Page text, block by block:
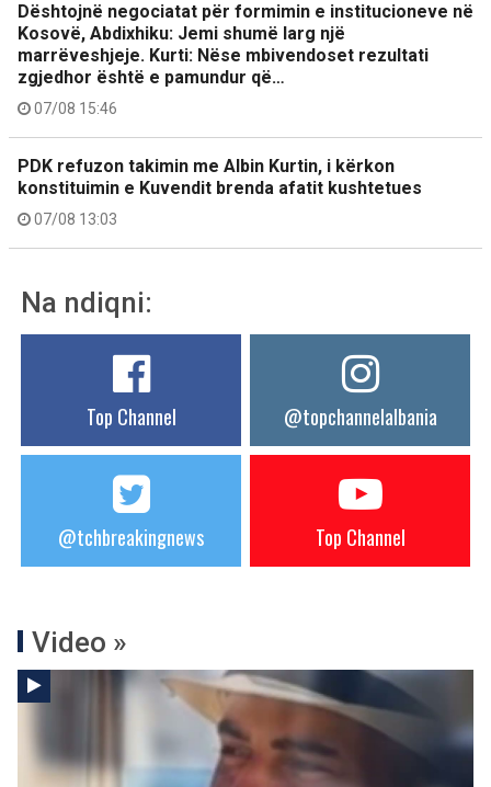
Dështojnë negociatat për formimin e institucioneve në
Kosovë, Abdixhiku: Jemi shumë larg një
marrëveshjeje. Kurti: Nëse mbivendoset rezultati
zgjedhor është e pamundur që…
07/08 15:46
PDK refuzon takimin me Albin Kurtin, i kërkon
konstituimin e Kuvendit brenda afatit kushtetues
07/08 13:03
Na ndiqni:
Top Channel @topchannelalbania
@tchbreakingnews Top Channel
Video »